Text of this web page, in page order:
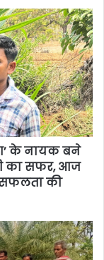
के नायक बने
का सफर, आज
की